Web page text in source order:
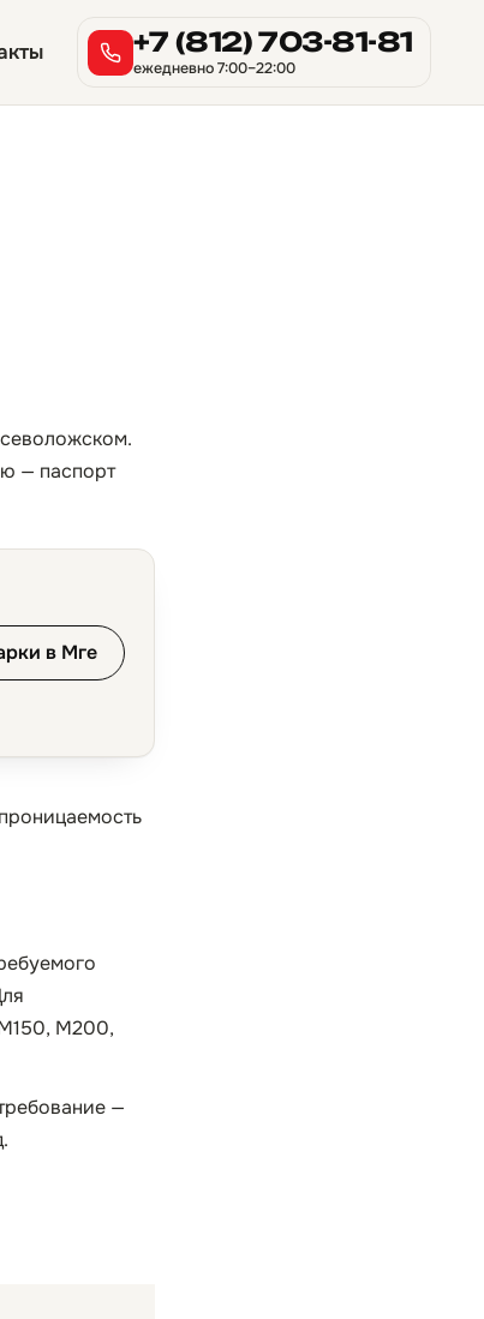
+7 (812) 703-81-81
ежедневно 7:00–22:00
— паспорт
в Мге
М150, М200,
—